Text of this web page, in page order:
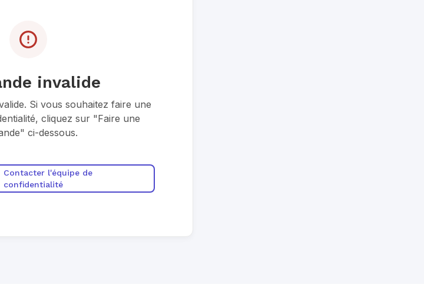
invalide
Si vous souhaitez faire une
cliquez sur "Faire une
ci-dessous.
Contacter l'équipe de
confidentialité